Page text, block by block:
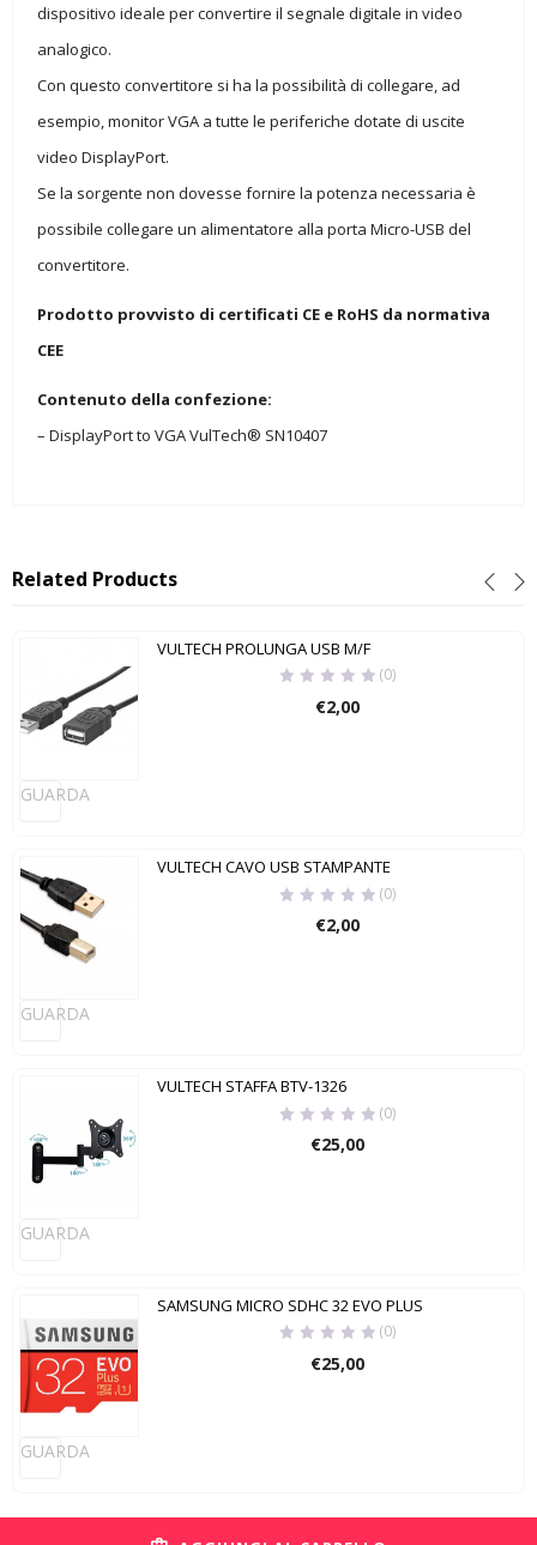
dispositivo ideale per convertire il segnale digitale in video
analogico.
Con questo convertitore si ha la possibilità di collegare, ad
esempio, monitor VGA a tutte le periferiche dotate di uscite
video DisplayPort.
Se la sorgente non dovesse fornire la potenza necessaria è
possibile collegare un alimentatore alla porta Micro-USB del
convertitore.
Prodotto provvisto di certificati CE e RoHS da normativa
CEE
Contenuto della confezione:
– DisplayPort to VGA VulTech® SN10407
Related Products
GUARDA
VULTECH PROLUNGA USB M/F
(0)
€2,00
GUARDA
VULTECH CAVO USB STAMPANTE
(0)
€2,00
GUARDA
VULTECH STAFFA BTV-1326
(0)
€25,00
GUARDA
SAMSUNG MICRO SDHC 32 EVO PLUS
(0)
€25,00